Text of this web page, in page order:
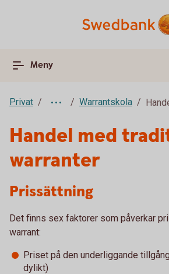
Meny
Privat Warrantskola
Handel med
warranter
Prissättning
Det finns sex faktorer som påverkar
warrant:
Priset på den underliggande
dylikt)